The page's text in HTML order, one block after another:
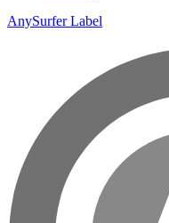
AnySurfer Label